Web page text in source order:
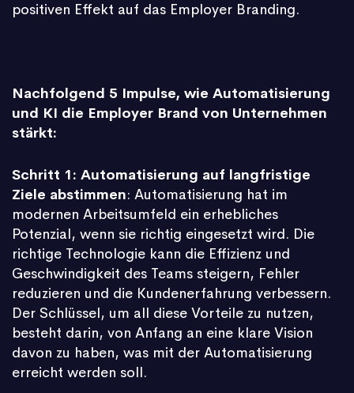
positiven Effekt auf das Employer Branding.
Nachfolgend 5 Impulse, wie Automatisierung
und KI die Employer Brand von Unternehmen
stärkt:
Schritt 1: Automatisierung auf langfristige
Ziele abstimmen: Automatisierung hat im
modernen Arbeitsumfeld ein erhebliches
Potenzial, wenn sie richtig eingesetzt wird. Die
richtige Technologie kann die Effizienz und
Geschwindigkeit des Teams steigern, Fehler
reduzieren und die Kundenerfahrung verbessern.
Der Schlüssel, um all diese Vorteile zu nutzen,
besteht darin, von Anfang an eine klare Vision
davon zu haben, was mit der Automatisierung
erreicht werden soll.